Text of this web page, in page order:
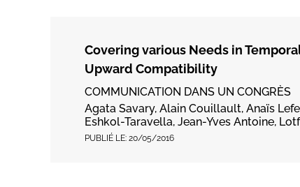
Covering various Needs in
Upward Compatibility
COMMUNICATION DANS UN CONGRÈS
Agata Savary, Alain Couillault, Anaïs
Eshkol-Taravella, Jean-Yves Antoine,
PUBLIÉ LE: 20/05/2016